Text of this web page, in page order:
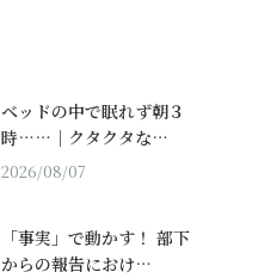
ベッドの中で眠れず朝３
時……｜クタクタな…
2026/08/07
「事実」で動かす！ 部下
からの報告におけ…